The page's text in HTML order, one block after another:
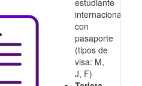
internacional
con
pasaporte
(tipos de
visa: M,
J, F)